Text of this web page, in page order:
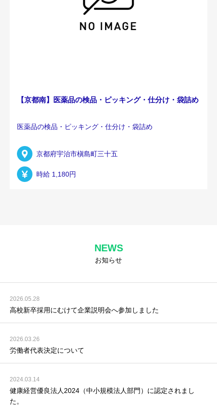
【京都南】医薬品の検品・ピッキング・仕分け・袋詰め
医薬品の検品・ピッキング・仕分け・袋詰め
京都府宇治市槇島町三十五
時給 1,180円
NEWS
お知らせ
2026.05.28
高校新卒採用にむけて企業説明会へ参加しました
2026.03.26
労働者代表決定について
2024.03.14
健康経営優良法人2024（中小規模法人部門）に認定されまし
た。